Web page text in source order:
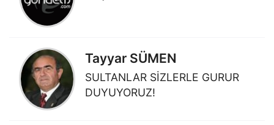
Tayyar SÜMEN
SULTANLAR SİZLERLE GURUR
DUYUYORUZ!